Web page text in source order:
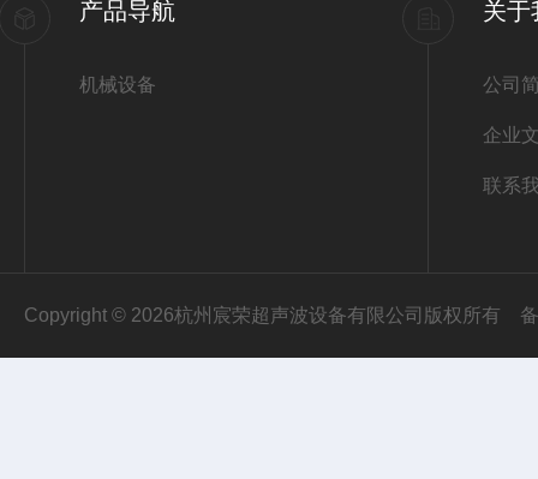
产品导航
机械设备
关于
公司
企业
联系
Copyright © 2026杭州宸荣超声波设备有限公司版权所有